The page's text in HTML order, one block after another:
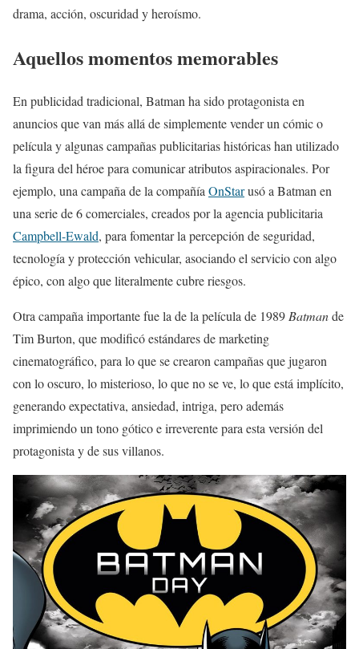
drama, acción, oscuridad y heroísmo.
Aquellos momentos memorables
En publicidad tradicional, Batman ha sido protagonista en
anuncios que van más allá de simplemente vender un cómic o
película y algunas campañas publicitarias históricas han utilizado
la figura del héroe para comunicar atributos aspiracionales. Por
ejemplo, una campaña de la compañíaOnStarusó a Batman en
una serie de 6 comerciales, creados por la agencia publicitaria
Campbell-Ewald, para fomentar la percepción de seguridad,
tecnología y protección vehicular, asociando el servicio con algo
épico, con algo que literalmente cubre riesgos.
Otra campaña importante fue la de la película de 1989Batmande
Tim Burton, que modificó estándares de marketing
cinematográfico, para lo que se crearon campañas que jugaron
con lo oscuro, lo misterioso, lo que no se ve, lo que está implícito,
generando expectativa, ansiedad, intriga, pero además
imprimiendo un tono gótico e irreverente para esta versión del
protagonista y de sus villanos.